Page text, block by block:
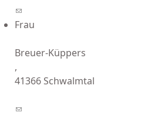
(link sends e-mail)
Frau
Breuer-Küppers
,
41366 Schwalmtal
(link sends e-mail)